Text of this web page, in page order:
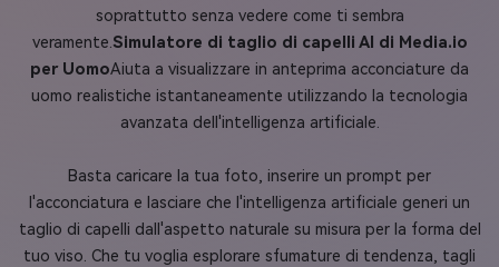
soprattutto senza vedere come ti sembra
veramente.Simulatore di taglio di capelli AI di Media.io
per UomoAiuta a visualizzare in anteprima acconciature da
uomo realistiche istantaneamente utilizzando la tecnologia
avanzata dell'intelligenza artificiale.
Basta caricare la tua foto, inserire un prompt per
l'acconciatura e lasciare che l'intelligenza artificiale generi un
taglio di capelli dall'aspetto naturale su misura per la forma del
tuo viso. Che tu voglia esplorare sfumature di tendenza, tagli